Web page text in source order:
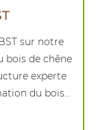
sur notre
bois de chêne
experte
du bois :